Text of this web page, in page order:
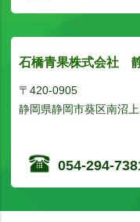
石橋青果株式会社
〒420-0905
静岡県静岡市葵区南沼
054-294-